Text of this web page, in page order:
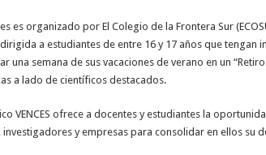
es organizado por El Colegio de la Frontera Sur
a estudiantes de entre 16 y 17 años que tengan
una semana de sus vacaciones de verano en un
a lado de científicos destacados.
VENCES ofrece a docentes y estudiantes la
investigadores y empresas para consolidar en ellos su